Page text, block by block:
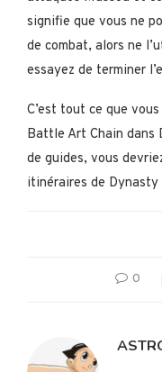
signifie que vous ne
de combat, alors ne
essayez de terminer
C’est tout ce que
Battle Art Chain dans
de guides, vous
itinéraires de Dynasty
0